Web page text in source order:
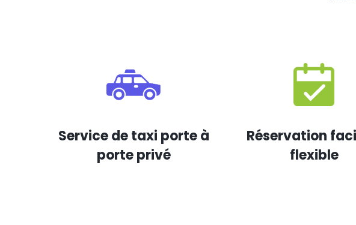
Service de taxi porte à
porte privé
Réservation
flexible